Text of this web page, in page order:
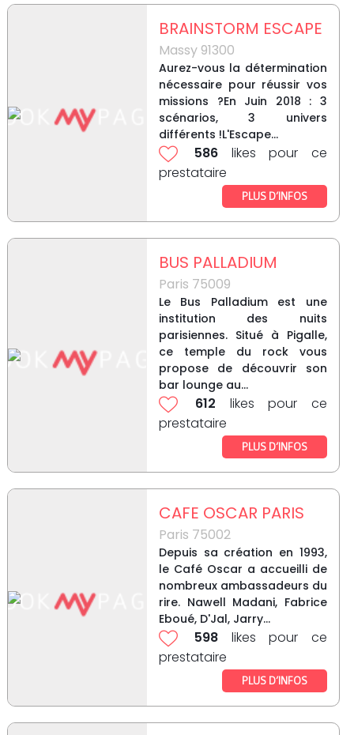
BRAINSTORM ESCAPE
Massy 91300
Aurez-vous la détermination
nécessaire pour réussir vos
missions ?En Juin 2018 : 3
scénarios, 3 univers
différents !L'Escape...
586 likes pour ce
prestataire
PLUS D’INFOS
BUS PALLADIUM
Paris 75009
Le Bus Palladium est une
institution des nuits
parisiennes. Situé à Pigalle,
ce temple du rock vous
propose de découvrir son
bar lounge au...
612 likes pour ce
prestataire
PLUS D’INFOS
CAFE OSCAR PARIS
Paris 75002
Depuis sa création en 1993,
le Café Oscar a accueilli de
nombreux ambassadeurs du
rire. Nawell Madani, Fabrice
Eboué, D'Jal, Jarry...
598 likes pour ce
prestataire
PLUS D’INFOS